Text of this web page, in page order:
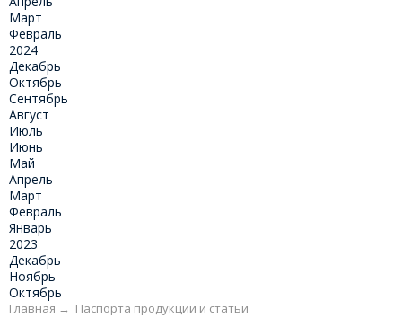
Март
Февраль
2024
Декабрь
Октябрь
Сентябрь
Август
Июль
Июнь
Май
Апрель
Март
Февраль
Январь
2023
Декабрь
Ноябрь
Октябрь
Главная → Паспорта продукции и статьи